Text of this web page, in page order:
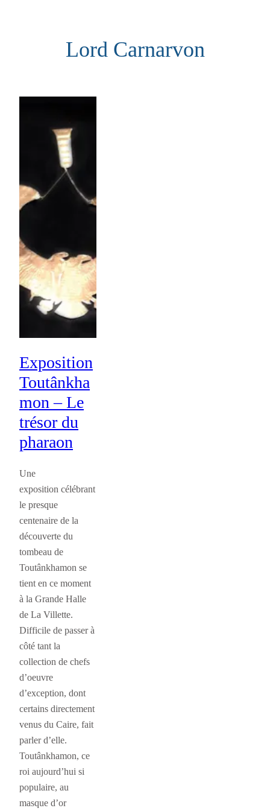
Lord Carnarvon
Exposition
Toutânkha
mon – Le
trésor du
pharaon
Une
exposition célébrant
le presque
centenaire de la
découverte du
tombeau de
Toutânkhamon se
tient en ce moment
à la Grande Halle
de La Villette.
Difficile de passer à
côté tant la
collection de chefs
d’oeuvre
d’exception, dont
certains directement
venus du Caire, fait
parler d’elle.
Toutânkhamon, ce
roi aujourd’hui si
populaire, au
masque d’or